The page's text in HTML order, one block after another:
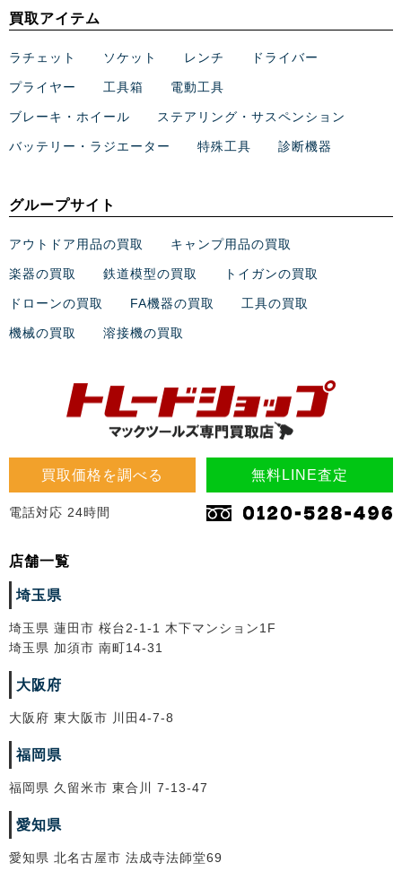
買取価格を調べる 無料LINE査定
電話対応 24時間
店舗一覧
埼玉県
埼玉県 蓮田市 桜台2-1-1 木下マンション1F
埼玉県 加須市 南町14-31
大阪府
大阪府 東大阪市 川田4-7-8
福岡県
福岡県 久留米市 東合川 7-13-47
愛知県
愛知県 北名古屋市 法成寺法師堂69
買取アイテム
ラチェット ソケット レンチ ドライバー
プライヤー 工具箱 電動工具
ブレーキ・ホイール ステアリング・サスペンション
バッテリー・ラジエーター 特殊工具 診断機器
グループサイト
アウトドア用品の買取 キャンプ用品の買取
楽器の買取 鉄道模型の買取 トイガンの買取
ドローンの買取 FA機器の買取 工具の買取
機械の買取 溶接機の買取